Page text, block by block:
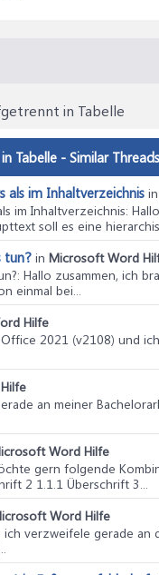
in Tabelle
Tabelle - Similar
als im Inhaltverzeichnis in
im Inhaltverzeichnis:
soll es eine
tun? in Microsoft Word
: Hallo zusammen, ich
einmal bei...
Hilfe
2021 (v2108) und
an meiner
Word Hilfe
gern folgende
2 1.1.1 Überschrift 3...
Word Hilfe
ich verzweifele gerade